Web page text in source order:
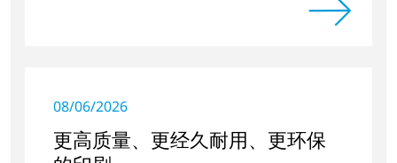
08/06/2026
更高质量、更经久耐用、更环保